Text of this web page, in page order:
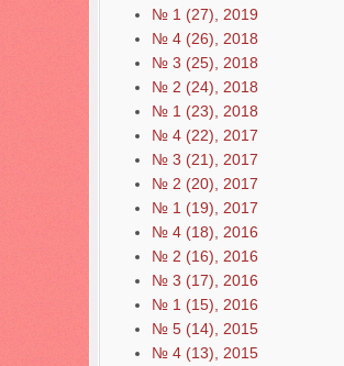
№ 1 (27), 2019
№ 4 (26), 2018
№ 3 (25), 2018
№ 2 (24), 2018
№ 1 (23), 2018
№ 4 (22), 2017
№ 3 (21), 2017
№ 2 (20), 2017
№ 1 (19), 2017
№ 4 (18), 2016
№ 2 (16), 2016
№ 3 (17), 2016
№ 1 (15), 2016
№ 5 (14), 2015
№ 4 (13), 2015